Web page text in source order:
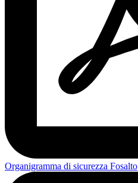
Organigramma di sicurezza Fosalto